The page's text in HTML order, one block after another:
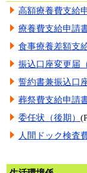
高額療養費支給
療養費支給申請
食事療養差額支
振込口座変更届
誓約書兼振込口
葬祭費支給申請
委任状（後期）
人間ドック検査